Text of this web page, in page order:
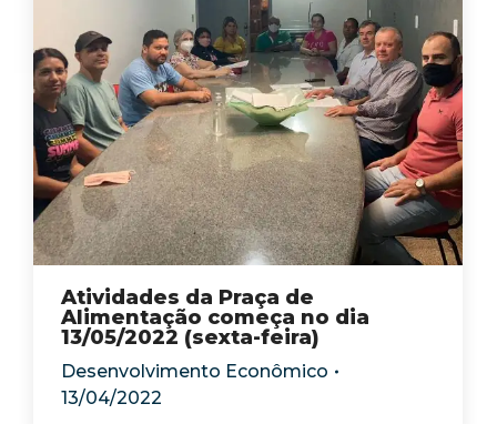
Atividades da Praça de
Alimentação começa no dia
13/05/2022 (sexta-feira)
Desenvolvimento Econômico
13/04/2022